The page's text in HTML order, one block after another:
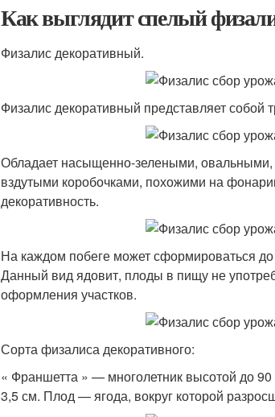
Как выглядит спелый
Физалис декоративный.
Физалис декоративный представляет собой
Обладает насыщенно-зелеными,
вздутыми коробочками, похожими на
декоративность.
На каждом побеге может сформироваться
Данный вид ядовит, плоды в пищу не
оформления участков.
Сорта физалиса декоративного:
« Франшетта » — многолетник высотой до
3,5 см. Плод — ягода, вокруг которой